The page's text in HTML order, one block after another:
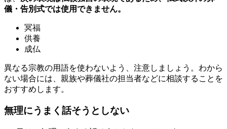
儀・告別式では使用できません。
冥福
供養
成仏
異なる宗教の用語を使わないよう、注意しましょう。わから
ない場合には、親族や葬儀社の担当者などに相談することを
おすすめします。
無理にうまく話そうとしない